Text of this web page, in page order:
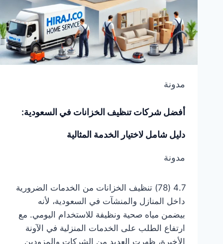
مدونة
أفضل شركات تنظيف الخزانات في السعودية:
دليل شامل لاختيار الخدمة المثالية
مدونة
4.7 (78) تنظيف الخزانات من الخدمات الضرورية
داخل المنازل والمنشآت في السعودية، لأنه
بيضمن مياه صحية ونظيفة للاستخدام اليومي. مع
ارتفاع الطلب على الخدمات المنزلية في الآونة
الأخيرة، ظهرت العديد من الشركات والمزودين